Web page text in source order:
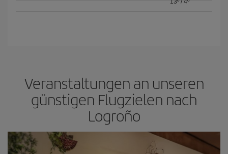
13º/ 4º
Veranstaltungen an unseren
günstigen Flugzielen nach
Logroño